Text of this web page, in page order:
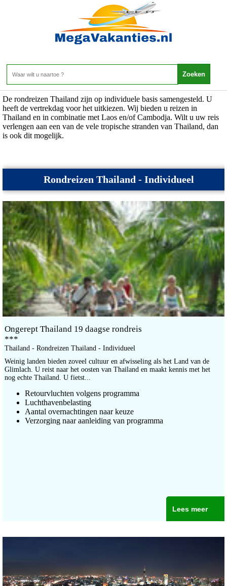
Home>Thailand>
De rondreizen Thailand zijn op individuele basis samengesteld. U
heeft de vertrekdag voor het uitkiezen. Wij bieden u reizen in
Thailand en in combinatie met Laos en/of Cambodja. Wilt u uw reis
verlengen aan een van de vele tropische stranden van Thailand, dan
is ook dit mogelijk.
Rondreizen Thailand - Individueel
Ongerept Thailand 19 daagse rondreis
***
Thailand - Rondreizen Thailand - Individueel
Weinig landen bieden zoveel cultuur en afwisseling als het Land van de
Glimlach. U reist naar het oosten van Thailand en maakt kennis met het
nog echte Thailand. U fietst...
Retourvluchten volgens programma
Luchthavenbelasting
Aantal overnachtingen naar keuze
Verzorging naar aanleiding van programma
Lees meer